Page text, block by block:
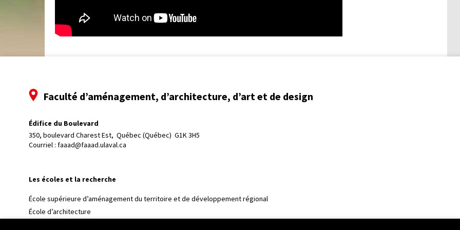
Faculté d’aménagement, d’architecture, d’art et de design
Édifice du Boulevard
350, boulevard Charest Est, Québec (Québec)  G1K 3H5
Courriel : faaad@faaad.ulaval.ca
Les écoles et la recherche
École supérieure d’aménagement du territoire et de développement régional
École d’architecture